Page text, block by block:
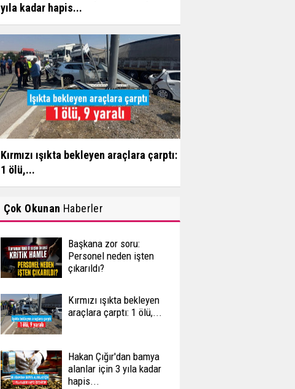
yıla kadar hapis...
Kırmızı ışıkta bekleyen araçlara çarptı:
1 ölü,...
Çok Okunan Haberler
Başkana zor soru:
Personel neden işten
çıkarıldı?
Kırmızı ışıkta bekleyen
araçlara çarptı: 1 ölü,...
Hakan Çığır'dan bamya
alanlar için 3 yıla kadar
hapis...